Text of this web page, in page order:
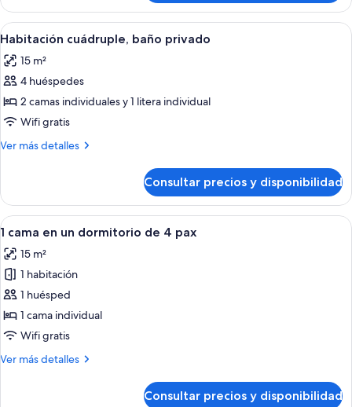
doble,
baño
compartido
Abrir
todas
las
fotos
de
Habitación
cuádruple,
Un dormitorio con literas, una puerta
6
Habitación cuádruple, baño privado
15 m²
4 huéspedes
2 camas individuales y 1 litera individual
Wifi gratis
Ver más detalles
Más
cuádruple,
baño
privado
Consultar precios y disponibilidad
Abrir
todas
las
fotos
de
1
cama
un
Un dormitorio con cuatro camas
6
1 cama en un dormitorio de 4 pax
15 m²
1 habitación
1 huésped
1 cama individual
Wifi gratis
Ver más detalles
Más
Consultar precios y disponibilidad